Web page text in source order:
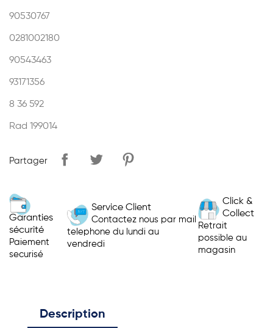
90530767
0281002180
90543463
93171356
8 36 592
Rad 199014
Partager
Garanties
sécurité
Paiement
securisé
Service Client
Contactez nous par mail
telephone du lundi au
vendredi
Click &
Collect
Retrait
possible au
magasin
Description